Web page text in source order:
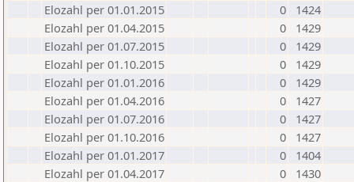
Elozahl per 01.01.2015
0
1424
Elozahl per 01.04.2015
0
1429
Elozahl per 01.07.2015
0
1429
Elozahl per 01.10.2015
0
1429
Elozahl per 01.01.2016
0
1429
Elozahl per 01.04.2016
0
1427
Elozahl per 01.07.2016
0
1427
Elozahl per 01.10.2016
0
1427
Elozahl per 01.01.2017
0
1404
Elozahl per 01.04.2017
0
1430